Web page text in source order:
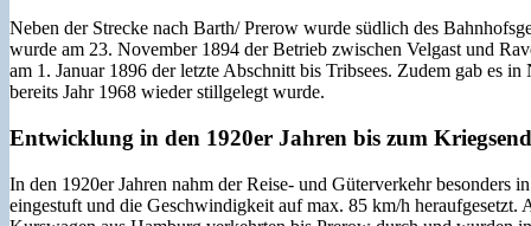
Neben der Strecke nach Barth/ Prerow wurde südlich des
wurde am 23. November 1894 der Betrieb zwischen Velgast und
am 1. Januar 1896 der letzte Abschnitt bis Tribsees. Zudem gab es
bereits Jahr 1968 wieder stillgelegt wurde.
Entwicklung in den 1920er Jahren bis zum
In den 1920er Jahren nahm der Reise- und Güterverkehr
eingestuft und die Geschwindigkeit auf max. 85 km/h